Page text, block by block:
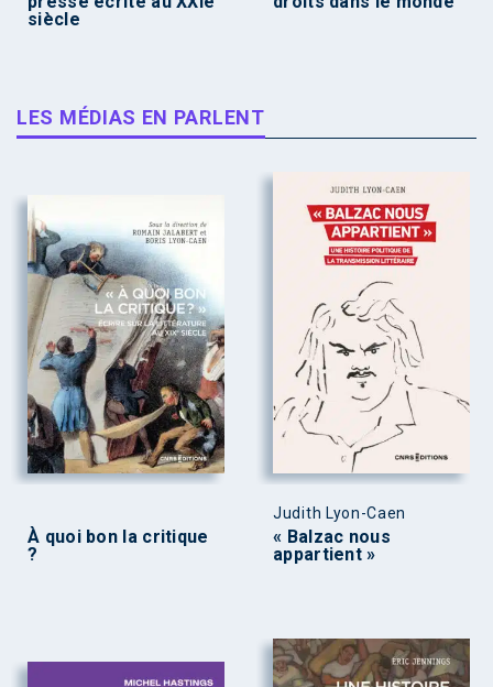
siècle
LES MÉDIAS EN PARLENT
À quoi bon la critique
?
Judith Lyon-Caen
« Balzac nous
appartient »